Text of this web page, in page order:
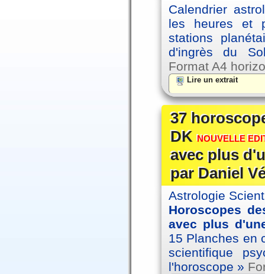
Calendrier
les heures et
stations
d'ingrès du
Format A4
Lire un extrait
37
DKNOUVELLE
avec plus
par Daniel
Astrologie
Horoscopes
avec plus
15 Planches en
scientifique
l'horoscope »